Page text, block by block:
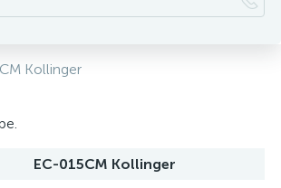
Kollinger
EC-015CM Kollinger